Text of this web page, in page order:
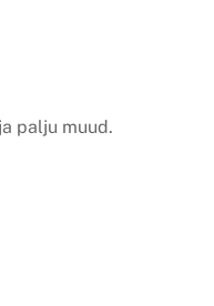
palju muud.